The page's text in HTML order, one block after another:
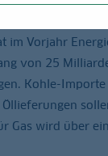
im Vorjahr
von 25
Kohle-
Gas wird über